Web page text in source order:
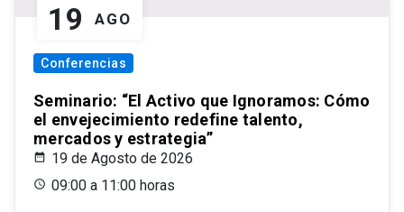
19 AGO
Conferencias
Seminario: “El Activo que Ignoramos: Cómo
el envejecimiento redefine talento,
mercados y estrategia”
19 de Agosto de 2026
09:00 a 11:00 horas